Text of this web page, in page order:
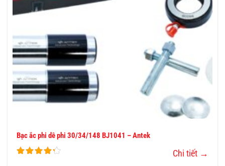
Bạc ắc phi dê phi 30/34/148 BJ1041 – Antek
Chi tiết →